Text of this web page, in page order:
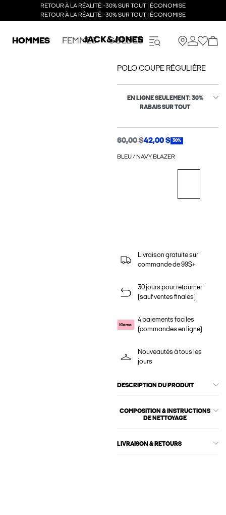
RETOUR À LA RÉALITÉ: -30% SUR TOUT | ÉCONOMISE
RETOUR À LA RÉALITÉ: -30% SUR TOUT | ÉCONOMISE
HOMMES FEMMES SOLDES
POLO COUPE RÉGULIÈRE
EN LIGNE SEULEMENT: 30%
RABAIS SUR TOUT
60,00 $42,00 $ 30%
BLEU / NAVY BLAZER
Livraison gratuite sur
commande de 99$+
30 jours pour retourner
(sauf ventes finales)
4 paiements faciles
(commandes en ligne)
Nouveautés à tous les
jours
DESCRIPTION DU PRODUIT
COMPOSITION & INSTRUCTIONS
DE NETTOYAGE
LIVRAISON & RETOURS